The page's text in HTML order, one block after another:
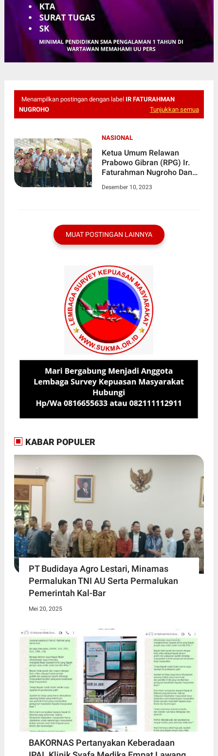
Menampilkan postingan dengan label IR FATURAHMAN
NUGROHO
Tunjukkan semua
NASIONAL
Ketua Umum Relawan
Prabowo Gibran (RPG) Ir.
Faturahman Nugroho Dan
Seketaris (RPG) DPW Jawa
Madang
Desember 10, 2023
MUAT POSTINGAN LAINNYA
KABAR POPULER
PT Budidaya Agro Lestari, Minamas
Permalukan TNI AU Serta Permalukan
Pemerintah Kal-Bar
Mei 20, 2025
BAKORNAS Pertanyakan Keberadaan